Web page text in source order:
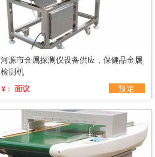
河源市金属探测仪设备供应，保健品金属
检测机
¥： 面议 预定